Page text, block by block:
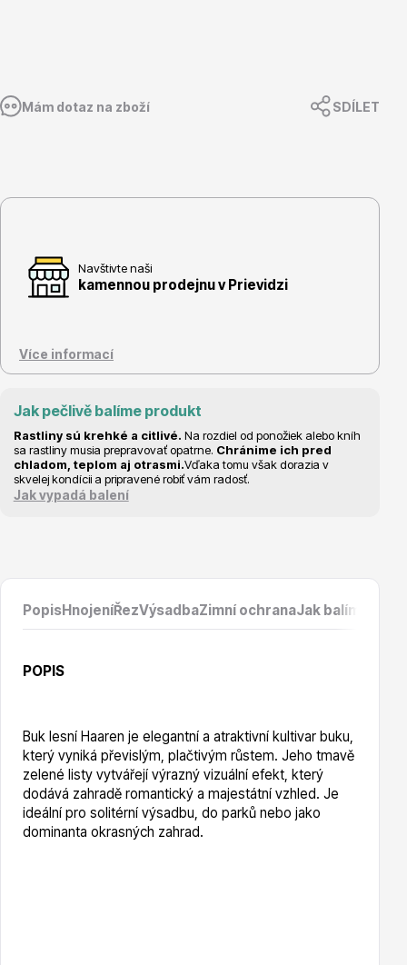
Postřiky, přípravky
Hortenzie
Azalky a rododendrony
Mám dotaz na zboží SDÍLET
Navštivte naši
kamennou prodejnu v Prievidzi
Více informací
Jak pečlivě balíme produkt
Rastliny sú krehké a citlivé. Na rozdiel od ponožiek alebo kníh
sa rastliny musia prepravovať opatrne. Chránime ich pred
chladom, teplom aj otrasmi.Vďaka tomu však dorazia v
skvelej kondícii a pripravené robiť vám radosť.
Jak vypadá balení
PopisHnojeníŘezVýsadbaZimní ochranaJak balíme
POPIS
Buk lesní Haaren je elegantní a atraktivní kultivar buku,
který vyniká převislým, plačtivým růstem. Jeho tmavě
zelené listy vytvářejí výrazný vizuální efekt, který
dodává zahradě romantický a majestátní vzhled. Je
ideální pro solitérní výsadbu, do parků nebo jako
dominanta okrasných zahrad.